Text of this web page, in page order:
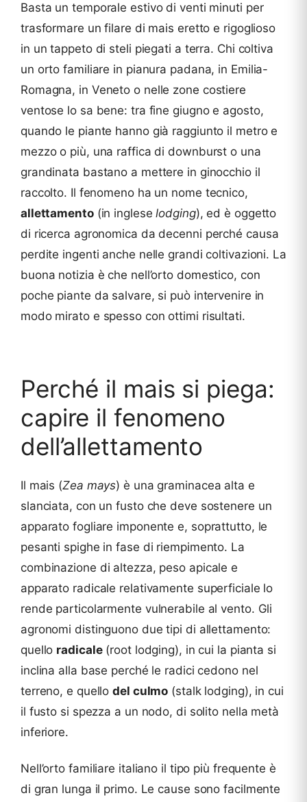
Basta un temporale estivo di venti minuti per
trasformare un filare di mais eretto e rigoglioso
in un tappeto di steli piegati a terra. Chi coltiva
un orto familiare in pianura padana, in Emilia-
Romagna, in Veneto o nelle zone costiere
ventose lo sa bene: tra fine giugno e agosto,
quando le piante hanno già raggiunto il metro e
mezzo o più, una raffica di downburst o una
grandinata bastano a mettere in ginocchio il
raccolto. Il fenomeno ha un nome tecnico,
allettamento(in ingleselodging), ed è oggetto
di ricerca agronomica da decenni perché causa
perdite ingenti anche nelle grandi coltivazioni. La
buona notizia è che nell’orto domestico, con
poche piante da salvare, si può intervenire in
modo mirato e spesso con ottimi risultati.
Perché il mais si piega:
capire il fenomeno
dell’allettamento
Il mais (Zea mays) è una graminacea alta e
slanciata, con un fusto che deve sostenere un
apparato fogliare imponente e, soprattutto, le
pesanti spighe in fase di riempimento. La
combinazione di altezza, peso apicale e
apparato radicale relativamente superficiale lo
rende particolarmente vulnerabile al vento. Gli
agronomi distinguono due tipi di allettamento:
quello radicale(root lodging), in cui la pianta si
inclina alla base perché le radici cedono nel
terreno, e quellodel culmo (stalk lodging), in cui
il fusto si spezza a un nodo, di solito nella metà
inferiore.
Nell’orto familiare italiano il tipo più frequente è
di gran lunga il primo. Le cause sono facilmente